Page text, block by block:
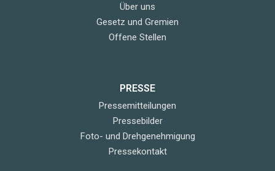
Über uns
Gesetz und Gremien
Offene Stellen
PRESSE
Pressemitteilungen
Pressebilder
Foto- und Drehgenehmigung
Pressekontakt